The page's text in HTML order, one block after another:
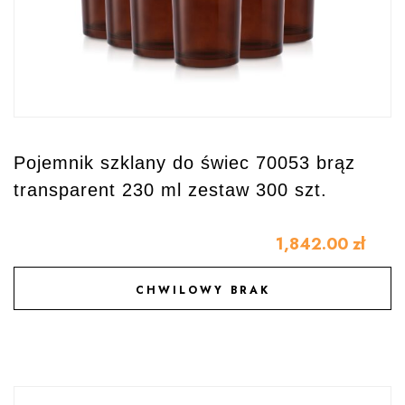
Pojemnik szklany do świec 70053 brąz
transparent 230 ml zestaw 300 szt.
1,842.00 zł
CHWILOWY BRAK
DODAJ DO ULUBIONYCH